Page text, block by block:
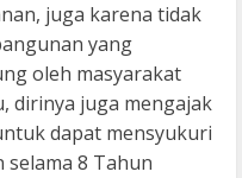
juga karena tidak
yang
oleh masyarakat
dirinya juga mengajak
dapat mensyukuri
selama 8 Tahun